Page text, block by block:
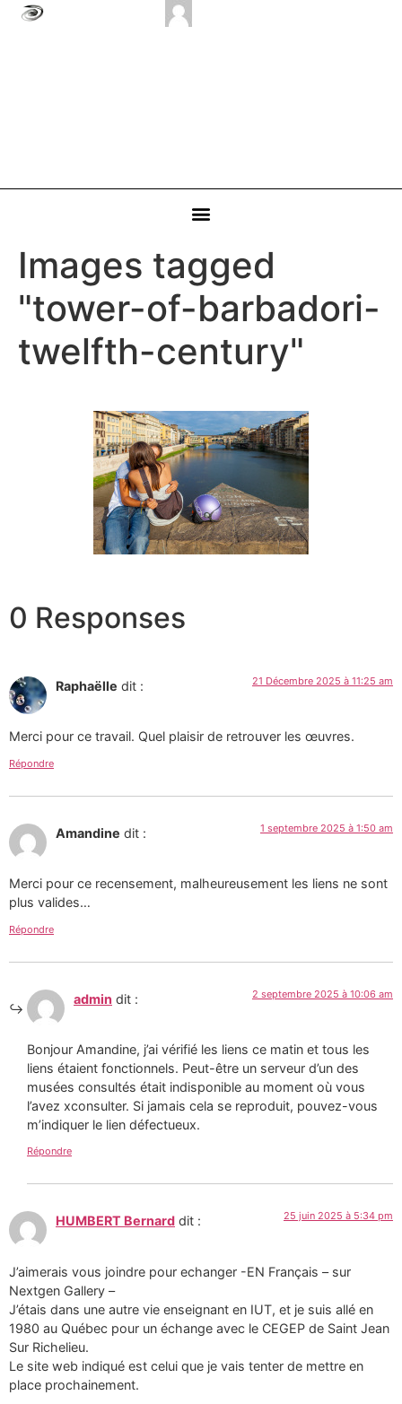
Images tagged
"tower-of-barbadori-
twelfth-century"
0 Responses
Raphaëlle dit : 21 Décembre 2025 à 11:25 am
Merci pour ce travail. Quel plaisir de retrouver les œuvres.
Répondre
Amandine dit : 1 septembre 2025 à 1:50 am
Merci pour ce recensement, malheureusement les liens ne sont
plus valides…
Répondre
admin dit : 2 septembre 2025 à 10:06 am
Bonjour Amandine, j’ai vérifié les liens ce matin et tous les
liens étaient fonctionnels. Peut-être un serveur d’un des
musées consultés était indisponible au moment où vous
l’avez xconsulter. Si jamais cela se reproduit, pouvez-vous
m’indiquer le lien défectueux.
Répondre
HUMBERT Bernard dit : 25 juin 2025 à 5:34 pm
J’aimerais vous joindre pour echanger -EN Français – sur
Nextgen Gallery –
J’étais dans une autre vie enseignant en IUT, et je suis allé en
1980 au Québec pour un échange avec le CEGEP de Saint Jean
Sur Richelieu.
Le site web indiqué est celui que je vais tenter de mettre en
place prochainement.